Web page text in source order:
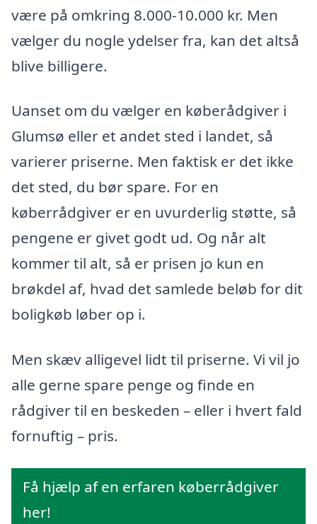
være på omkring 8.000-10.000 kr. Men
vælger du nogle ydelser fra, kan det altså
blive billigere.
Uanset om du vælger en køberådgiver i
Glumsø eller et andet sted i landet, så
varierer priserne. Men faktisk er det ikke
det sted, du bør spare. For en
køberrådgiver er en uvurderlig støtte, så
pengene er givet godt ud. Og når alt
kommer til alt, så er prisen jo kun en
brøkdel af, hvad det samlede beløb for dit
boligkøb løber op i.
Men skæv alligevel lidt til priserne. Vi vil jo
alle gerne spare penge og finde en
rådgiver til en beskeden – eller i hvert fald
fornuftig – pris.
Få hjælp af en erfaren køberrådgiver
her!